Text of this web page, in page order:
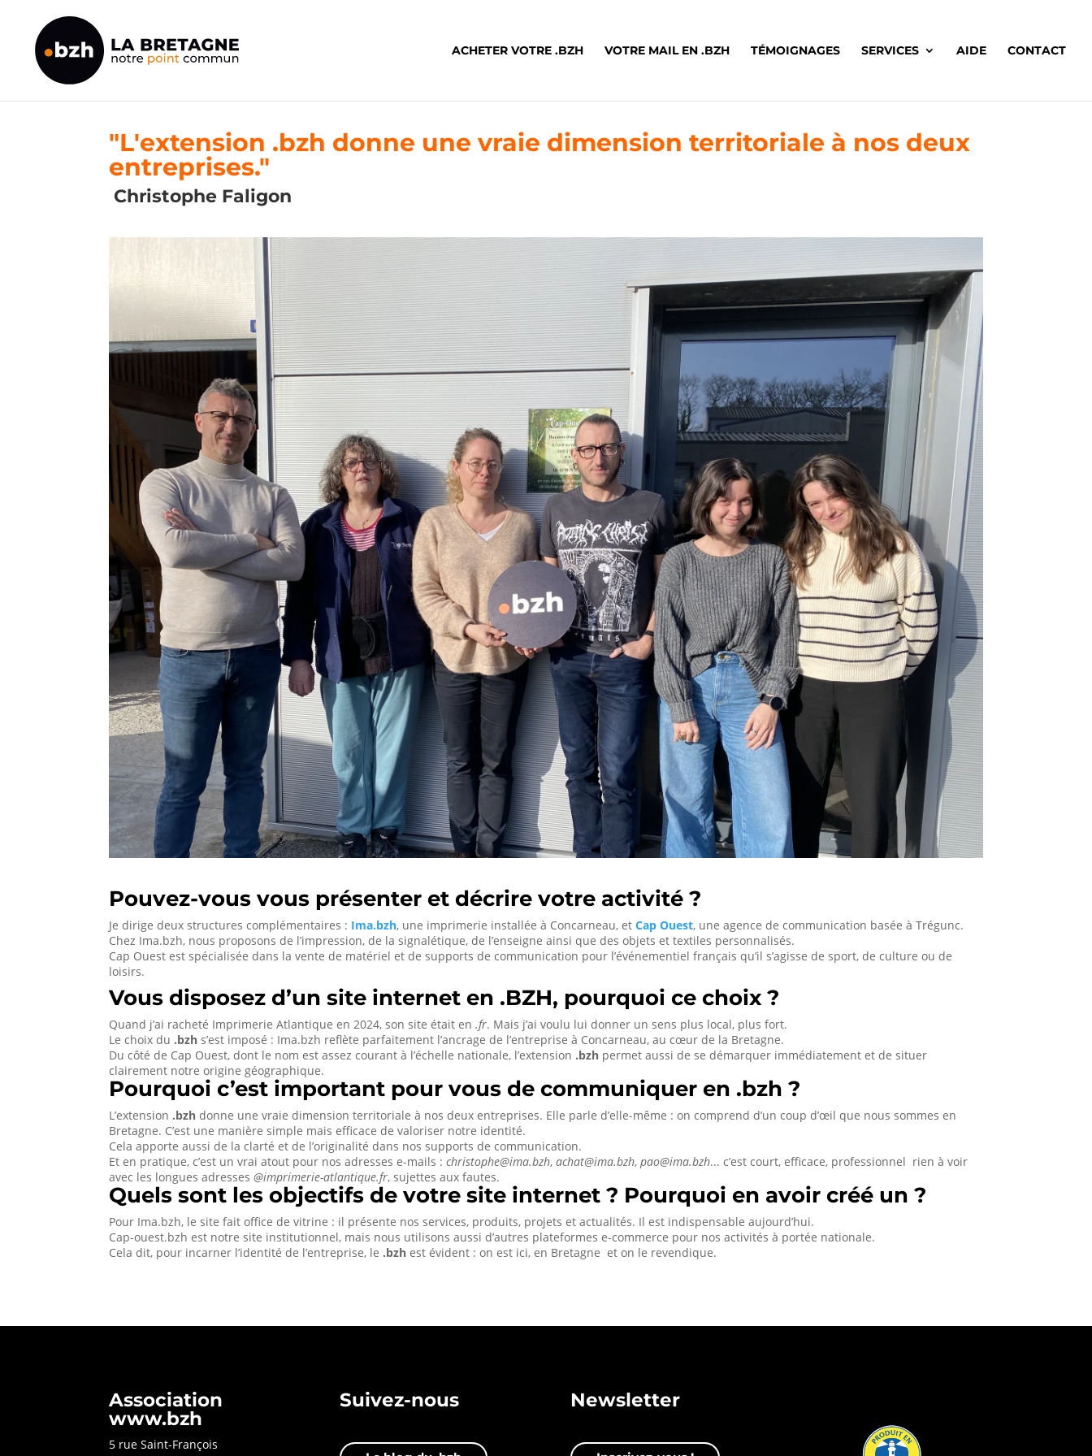
ACHETER VOTRE .BZH VOTRE MAIL EN .BZH TÉMOIGNAGES SERVICES AIDE CONTACT
"L'extension .bzh donne une vraie dimension territoriale à nos deux
entreprises."
Christophe Faligon
Pouvez-vous vous présenter et décrire votre activité ?
Je dirige deux structures complémentaires : Ima.bzh, une imprimerie installée à Concarneau, etCap Ouest, une agence de communication basée à Trégunc.
Chez Ima.bzh, nous proposons de l’impression, de la signalétique, de l’enseigne ainsi que des objets et textiles personnalisés.
Cap Ouest est spécialisée dans la vente de matériel et de supports de communication pour l’événementiel français qu’il s’agisse de sport, de culture ou de
loisirs.
Vous disposez d’un site internet en .BZH, pourquoi ce choix ?
Quand j’ai racheté Imprimerie Atlantique en 2024, son site était en.fr. Mais j’ai voulu lui donner un sens plus local, plus fort.
Le choix du .bzh s’est imposé : Ima.bzh reflète parfaitement l’ancrage de l’entreprise à Concarneau, au cœur de la Bretagne.
Du côté de Cap Ouest, dont le nom est assez courant à l’échelle nationale, l’extension .bzh permet aussi de se démarquer immédiatement et de situer
clairement notre origine géographique.
Pourquoi c’est important pour vous de communiquer en .bzh ?
L’extension .bzh donne une vraie dimension territoriale à nos deux entreprises. Elle parle d’elle-même : on comprend d’un coup d’œil que nous sommes en
Bretagne. C’est une manière simple mais efficace de valoriser notre identité.
Cela apporte aussi de la clarté et de l’originalité dans nos supports de communication.
Et en pratique, c’est un vrai atout pour nos adresses e-mails :christophe@ima.bzh,achat@ima.bzh,pao@ima.bzh... c’est court, efficace, professionnel rien à voir
avec les longues adresses@imprimerie-atlantique.fr, sujettes aux fautes.
Quels sont les objectifs de votre site internet ? Pourquoi en avoir créé un ?
Pour Ima.bzh, le site fait office de vitrine : il présente nos services, produits, projets et actualités. Il est indispensable aujourd’hui.
Cap-ouest.bzh est notre site institutionnel, mais nous utilisons aussi d’autres plateformes e-commerce pour nos activités à portée nationale.
Cela dit, pour incarner l’identité de l’entreprise, le .bzh est évident : on est ici, en Bretagne et on le revendique.
Association
www.bzh
5 rue Saint-François
Suivez-nous Newsletter